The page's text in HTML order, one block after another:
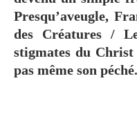
Presqu’aveugle,
des Créatures /
stigmates du
pas même son